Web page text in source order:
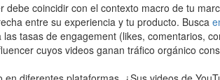
debe coincidir con el contexto macro de tu
entre su experiencia y tu producto. Busca
las tasas de engagement (likes, comentarios,
cuyos videos ganan tráfico orgánico